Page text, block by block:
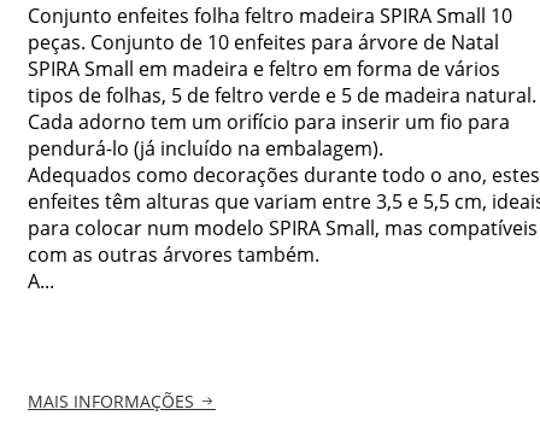
Conjunto enfeites folha feltro madeira SPIRA Small 10
peças. Conjunto de 10 enfeites para árvore de Natal
SPIRA Small em madeira e feltro em forma de vários
tipos de folhas, 5 de feltro verde e 5 de madeira natural.
Cada adorno tem um orifício para inserir um fio para
pendurá-lo (já incluído na embalagem).
Adequados como decorações durante todo o ano, estes
enfeites têm alturas que variam entre 3,5 e 5,5 cm,
para colocar num modelo SPIRA Small, mas compatíveis
com as outras árvores também.
A...
MAIS INFORMAÇÕES